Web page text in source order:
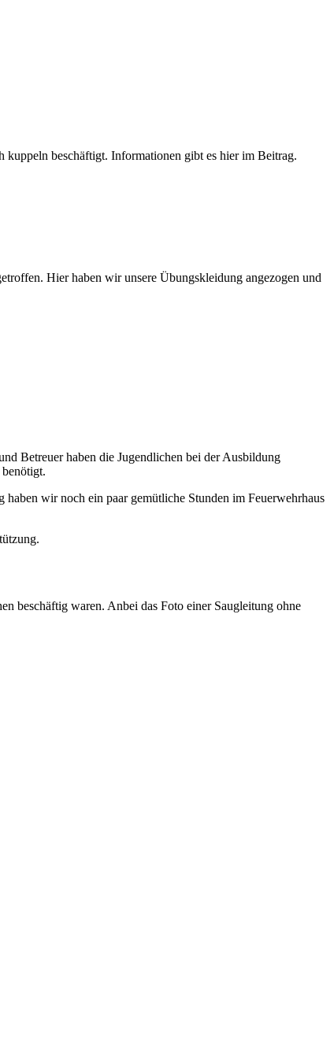
beschäftigt. Informationen gibt es hier im Beitrag.
Hier haben wir unsere Übungskleidung angezogen und
Betreuer haben die Jugendlichen bei der Ausbildung
wir noch ein paar gemütliche Stunden im Feuerwehrhaus
beschäftig waren. Anbei das Foto einer Saugleitung ohne